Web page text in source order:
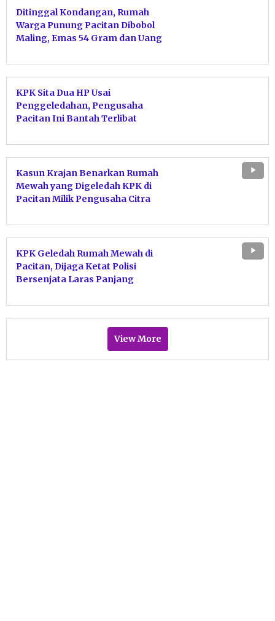
Ditinggal Kondangan, Rumah
Warga Punung Pacitan Dibobol
Maling, Emas 54 Gram dan Uang
KPK Sita Dua HP Usai
Penggeledahan, Pengusaha
Pacitan Ini Bantah Terlibat
Kasun Krajan Benarkan Rumah
Mewah yang Digeledah KPK di
Pacitan Milik Pengusaha Citra
KPK Geledah Rumah Mewah di
Pacitan, Dijaga Ketat Polisi
Bersenjata Laras Panjang
View More